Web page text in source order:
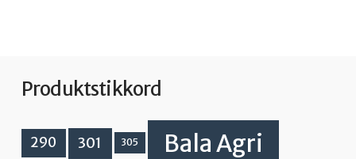
Produktstikkord
290 301 305 Bala Agri